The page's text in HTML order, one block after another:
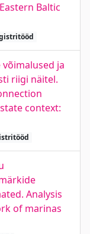
Baltic
ja
riigi näitel.
context:
Analysis
of marinas